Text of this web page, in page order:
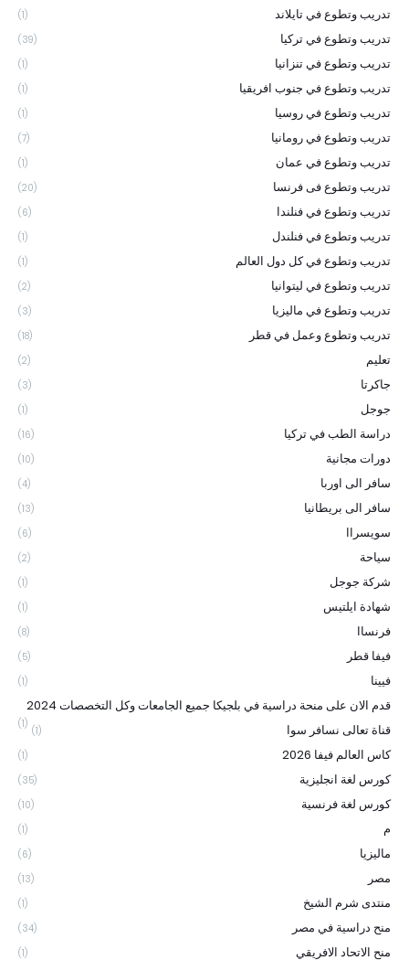
تدريب وتطوع في تايلاند (1)
تدريب وتطوع في تركيا (39)
تدريب وتطوع في تنزانيا (1)
تدريب وتطوع في جنوب افريقيا (1)
تدريب وتطوع في روسيا (1)
تدريب وتطوع في رومانيا (7)
تدريب وتطوع في عمان (1)
تدريب وتطوع فى فرنسا (20)
تدريب وتطوع في فنلندا (6)
تدريب وتطوع في فنلندل (1)
تدريب وتطوع في كل دول العالم (1)
تدريب وتطوع في ليتوانيا (2)
تدريب وتطوع في ماليزيا (3)
تدريب وتطوع وعمل في قطر (18)
تعليم (2)
جاكرتا (3)
جوجل (1)
دراسة الطب في تركيا (16)
دورات مجانية (10)
سافر الى اوربا (4)
سافر الى بريطانيا (13)
سويسراا (6)
سياحة (2)
شركة جوجل (1)
شهادة ايلتيس (1)
فرنساا (8)
فيفا قطر (5)
فيينا (1)
قدم الان على منحة دراسية في بلجيكا جميع الجامعات وكل التخصصات 2024
(1) قناة تعالى نسافر سوا (1)
كاس العالم فيفا 2026 (1)
كورس لغة انجليزية (35)
كورس لغة فرنسية (10)
م (1)
ماليزيا (6)
مصر (13)
منتدى شرم الشيخ (1)
منح دراسية في مصر (34)
منح الاتحاد الافريقي (1)